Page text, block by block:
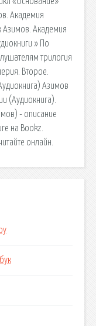
Академия
Азимов. Академия
» По
трилогия
Второе.
Азимов
(Аудиокнига).
- описание
на Bookz.
онлайн.